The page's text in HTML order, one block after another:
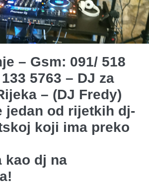
– Gsm: 091/ 518
5763 – DJ za
– (DJ Fredy)
jedan od rijetkih dj-
koji ima preko
kao dj na